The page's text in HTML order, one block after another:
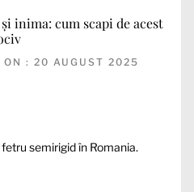
inima: cum scapi de acest
ON : 20 AUGUST 2025
semirigid în Romania.